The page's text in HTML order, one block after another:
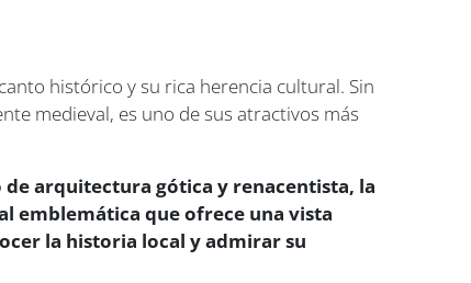
histórico y su rica herencia cultural. Sin
medieval, es uno de sus atractivos más
de arquitectura gótica y renacentista, la
emblemática que ofrece una vista
la historia local y admirar su